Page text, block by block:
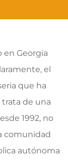
en Georgia
el
que ha
trata de una
1992, no
comunidad
autónoma